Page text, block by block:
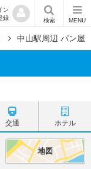
ン
録
検索 MENU
中山駅周辺 パン屋
交通 ホテル
地図